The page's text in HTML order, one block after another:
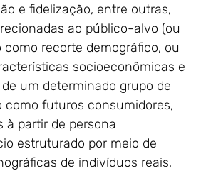
e fidelização, entre outras,
ao público-alvo (ou
recorte demográfico, ou
socioeconômicas e
um determinado grupo de
como futuros consumidores,
à partir de persona
estruturado por meio de
de indivíduos reais,